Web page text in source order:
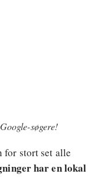
søgere!
stort set alle
har en lokal